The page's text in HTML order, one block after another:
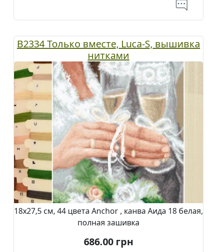
B2334 Только вместе, Luca-S, вышивка
нитками
18х27,5 см, 44 цвета Anchor , канва Аида 18 белая,
полная зашивка
686.00 грн